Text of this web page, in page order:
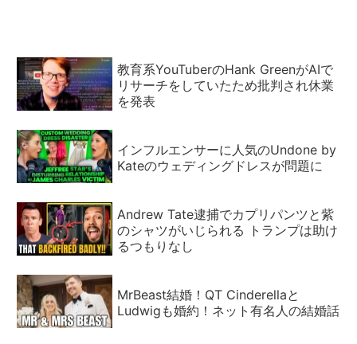
教育系YouTuberのHank GreenがAIで
リサーチをしていたため批判され休業
を発表
インフルエンサーに人気のUndone by
Kateのウェディングドレスが問題に
Andrew Tate逮捕でカプリパンツと紫
のシャツがいじられる トランプは助け
るつもりなし
MrBeast結婚！QT Cinderellaと
Ludwigも婚約！ネット有名人の結婚話